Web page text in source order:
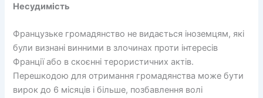
Несудимість
Французьке громадянство не видається іноземцям, які
були визнані винними в злочинах проти інтересів
Франції або в скоєнні терористичних актів.
Перешкодою для отримання громадянства може бути
вирок до 6 місяців і більше, позбавлення волі